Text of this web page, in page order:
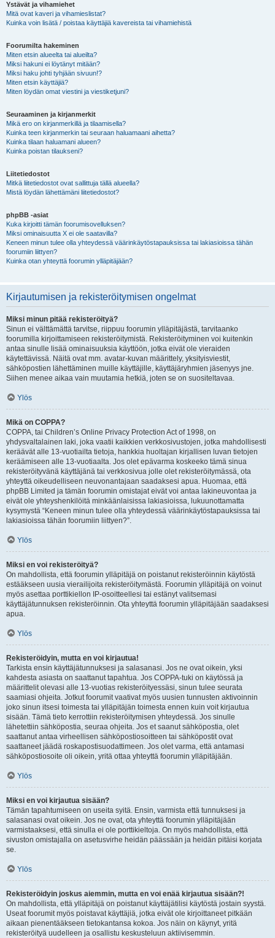
Ystävät ja vihamiehet
Mitä ovat kaveri ja vihamieslistat?
Kuinka voin lisätä / poistaa käyttäjiä kavereista tai vihamiehistä
Foorumilta hakeminen
Miten etsin alueelta tai alueilta?
Miksi hakuni ei löytänyt mitään?
Miksi haku johti tyhjään sivuun!?
Miten etsin käyttäjiä?
Miten löydän omat viestini ja viestiketjuni?
Seuraaminen ja kirjanmerkit
Mikä ero on kirjanmerkillä ja tilaamisella?
Kuinka teen kirjanmerkin tai seuraan haluamaani aihetta?
Kuinka tilaan haluamani alueen?
Kuinka poistan tilaukseni?
Liitetiedostot
Mitkä liitetiedostot ovat sallittuja tällä alueella?
Mistä löydän lähettämäni liitetiedostot?
phpBB -asiat
Kuka kirjoitti tämän foorumisovelluksen?
Miksi ominaisuutta X ei ole saatavilla?
Keneen minun tulee olla yhteydessä väärinkäytöstapauksissa tai lakiasioissa tähän
foorumiin liittyen?
Kuinka otan yhteyttä foorumin ylläpitäjään?
Kirjautumisen ja rekisteröitymisen ongelmat
Miksi minun pitää rekisteröityä?
Sinun ei välttämättä tarvitse, riippuu foorumin ylläpitäjästä, tarvitaanko
foorumilla kirjoittamiseen rekisteröitymistä. Rekisteröityminen voi kuitenkin
antaa sinulle lisää ominaisuuksia käyttöön, jotka eivät ole vieraiden
käytettävissä. Näitä ovat mm. avatar-kuvan määrittely, yksityisviestit,
sähköpostien lähettäminen muille käyttäjille, käyttäjäryhmien jäsenyys jne.
Siihen menee aikaa vain muutamia hetkiä, joten se on suositeltavaa.
Ylös
Mikä on COPPA?
COPPA, tai Children’s Online Privacy Protection Act of 1998, on
yhdysvaltalainen laki, joka vaatii kaikkien verkkosivustojen, jotka mahdollisesti
keräävät alle 13-vuotiailta tietoja, hankkia huoltajan kirjallisen luvan tietojen
keräämiseen alle 13-vuotiaalta. Jos olet epävarma koskeeko tämä sinua
rekisteröityvänä käyttäjänä tai verkkosivua jolle olet rekisteröitymässä, ota
yhteyttä oikeudelliseen neuvonantajaan saadaksesi apua. Huomaa, että
phpBB Limited ja tämän foorumin omistajat eivät voi antaa lakineuvontaa ja
eivät ole yhteyshenkilöitä minkäänlaisissa lakiasioissa, lukuunottamatta
kysymystä “Keneen minun tulee olla yhteydessä väärinkäytöstapauksissa tai
lakiasioissa tähän foorumiin liittyen?”.
Ylös
Miksi en voi rekisteröityä?
On mahdollista, että foorumin ylläpitäjä on poistanut rekisteröinnin käytöstä
estääkseen uusia vierailijoita rekisteröitymästä. Foorumin ylläpitäjä on voinut
myös asettaa porttikiellon IP-osoitteellesi tai estänyt valitsemasi
käyttäjätunnuksen rekisteröinnin. Ota yhteyttä foorumin ylläpitäjään saadaksesi
apua.
Ylös
Rekisteröidyin, mutta en voi kirjautua!
Tarkista ensin käyttäjätunnuksesi ja salasanasi. Jos ne ovat oikein, yksi
kahdesta asiasta on saattanut tapahtua. Jos COPPA-tuki on käytössä ja
määrittelit olevasi alle 13-vuotias rekisteröityessäsi, sinun tulee seurata
saamiasi ohjeita. Jotkut foorumit vaativat myös uusien tunnusten aktivoinnin
joko sinun itsesi toimesta tai ylläpitäjän toimesta ennen kuin voit kirjautua
sisään. Tämä tieto kerrottiin rekisteröitymisen yhteydessä. Jos sinulle
lähetettiin sähköpostia, seuraa ohjeita. Jos et saanut sähköpostia, olet
saattanut antaa virheellisen sähköpostiosoitteen tai sähköpostit ovat
saattaneet jäädä roskapostisuodattimeen. Jos olet varma, että antamasi
sähköpostiosoite oli oikein, yritä ottaa yhteyttä foorumin ylläpitäjään.
Ylös
Miksi en voi kirjautua sisään?
Tämän tapahtumiseen on useita syitä. Ensin, varmista että tunnuksesi ja
salasanasi ovat oikein. Jos ne ovat, ota yhteyttä foorumin ylläpitäjään
varmistaaksesi, että sinulla ei ole porttikieltoja. On myös mahdollista, että
sivuston omistajalla on asetusvirhe heidän päässään ja heidän pitäisi korjata
se.
Ylös
Rekisteröidyin joskus aiemmin, mutta en voi enää kirjautua sisään?!
On mahdollista, että ylläpitäjä on poistanut käyttäjätilisi käytöstä jostain syystä.
Useat foorumit myös poistavat käyttäjiä, jotka eivät ole kirjoittaneet pitkään
aikaan pienentääkseen tietokantansa kokoa. Jos näin on käynyt, yritä
rekisteröityä uudelleen ja osallistu keskusteluun aktiivisemmin.